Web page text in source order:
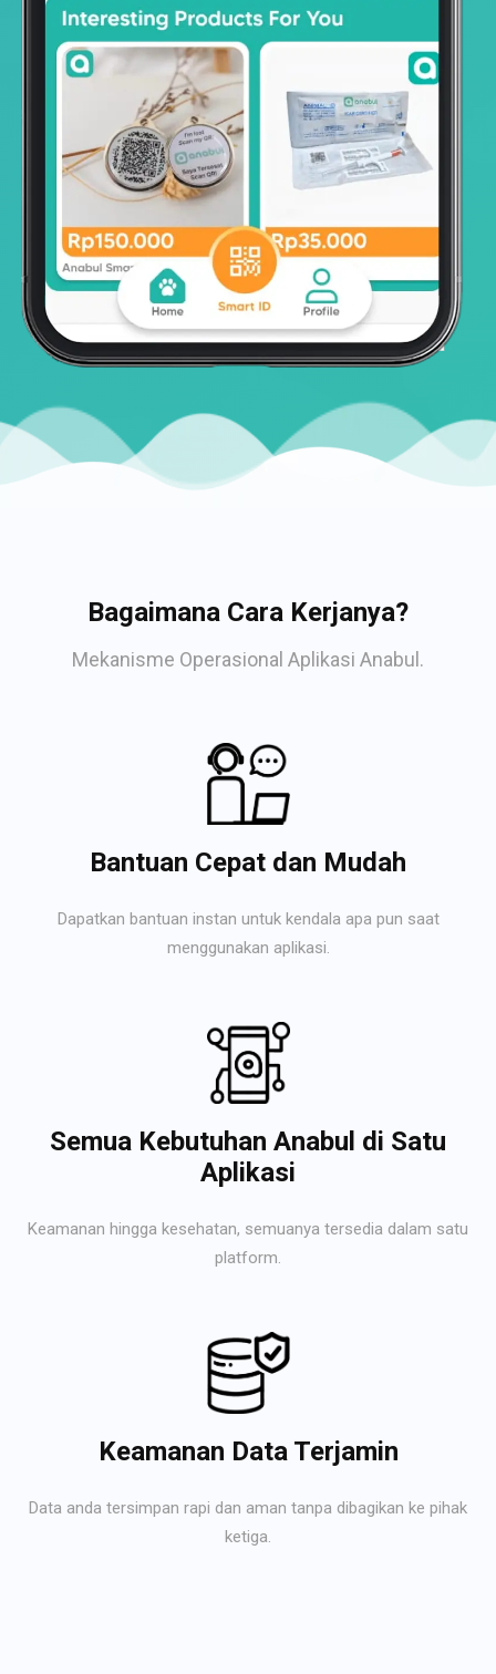
Bagaimana Cara Kerjanya?
Mekanisme Operasional Aplikasi Anabul.
Bantuan Cepat dan Mudah
Dapatkan bantuan instan untuk kendala apa pun saat
menggunakan aplikasi.
Semua Kebutuhan Anabul di Satu
Aplikasi
Keamanan hingga kesehatan, semuanya tersedia dalam satu
platform.
Keamanan Data Terjamin
Data anda tersimpan rapi dan aman tanpa dibagikan ke pihak
ketiga.